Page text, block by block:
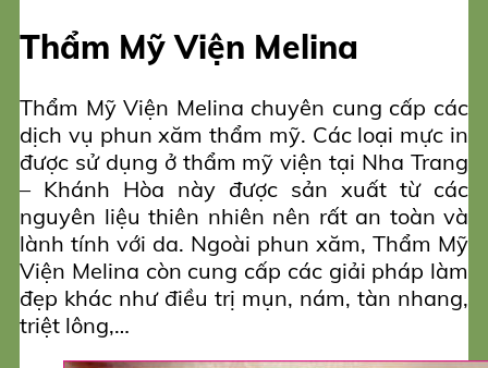
Thẩm Mỹ Viện Melina
Thẩm Mỹ Viện Melina chuyên cung cấp các
dịch vụ phun xăm thẩm mỹ. Các loại mực in
được sử dụng ở thẩm mỹ viện tại Nha Trang
– Khánh Hòa này được sản xuất từ các
nguyên liệu thiên nhiên nên rất an toàn và
lành tính với da. Ngoài phun xăm, Thẩm Mỹ
Viện Melina còn cung cấp các giải pháp làm
đẹp khác như điều trị mụn, nám, tàn nhang,
triệt lông,…